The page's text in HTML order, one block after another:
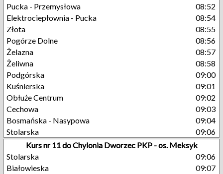
Pucka - Przemysłowa
08:52
Elektrociepłownia - Pucka
08:54
Złota
08:55
Pogórze Dolne
08:56
Żelazna
08:57
Żeliwna
08:58
Podgórska
09:00
Kuśnierska
09:01
Obłuże Centrum
09:02
Cechowa
09:03
Bosmańska - Nasypowa
09:04
Stolarska
09:06
Kurs nr 11 do Chylonia Dworzec PKP - os. Meksyk
Stolarska
09:06
Białowieska
09:07